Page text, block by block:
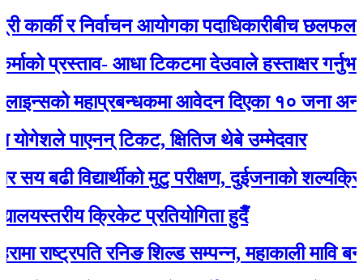
र निर्वाचन आयोगका पदाधिकारीबीच छलफल हुँदै
प्रस्ताव- आधा टिकटमा देउवाले हस्ताक्षर गर्नुभयो,
महाप्रबन्धकमा आवेदन दिएका १० जना
पाएनन् टिकट, क्षितिज थेबे उम्मेदवार
बढी विद्यार्थीको मुटु परीक्षण, दुईजनाको शल्यक्रिया
क्रिकेट प्रतियोगिता हुदैँ
राष्ट्रपति रनिङ शिल्ड सम्पन्न, महाकाली मावि बन्यो